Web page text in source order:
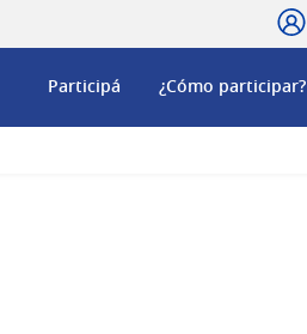
Participá ¿Cómo participar?